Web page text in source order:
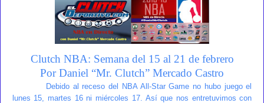
Clutch NBA: Semana del 15 al 21 de febrero
Por Daniel “Mr. Clutch” Mercado Castro
Debido al receso del NBA All-Star Game no hubo juego el
lunes 15, martes 16 ni miércoles 17. Así que nos entretuvimos con